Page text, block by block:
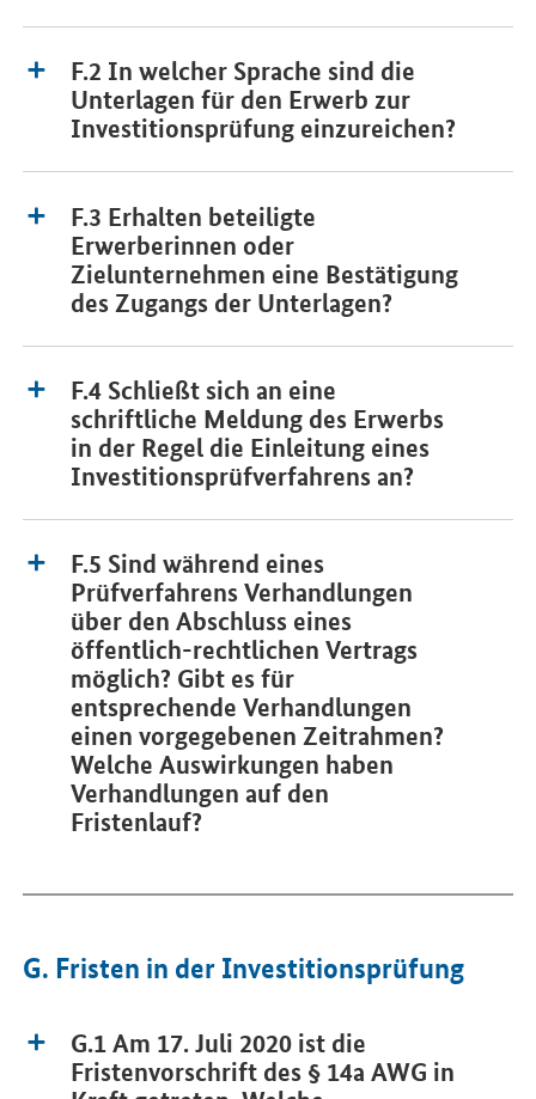
F.2 In welcher Sprache sind die
Unterlagen für den Erwerb zur
Investitionsprüfung einzureichen?
F.3 Erhalten beteiligte
Erwerberinnen oder
Zielunternehmen eine Bestätigung
des Zugangs der Unterlagen?
F.4 Schließt sich an eine
schriftliche Meldung des Erwerbs
in der Regel die Einleitung eines
Investitionsprüfverfahrens an?
F.5 Sind während eines
Prüfverfahrens Verhandlungen
über den Abschluss eines
öffentlich-rechtlichen Vertrags
möglich? Gibt es für
entsprechende Verhandlungen
einen vorgegebenen Zeitrahmen?
Welche Auswirkungen haben
Verhandlungen auf den
Fristenlauf?
G. Fristen in der Investitionsprüfung
G.1 Am 17. Juli 2020 ist die
Fristenvorschrift des § 14a AWG in